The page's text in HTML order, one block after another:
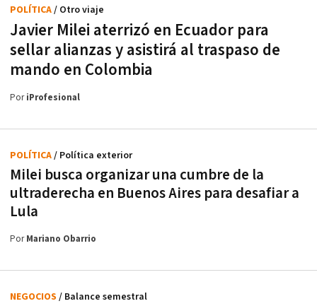
Javier Milei aterrizó en Ecuador para
sellar alianzas y asistirá al traspaso de
mando en Colombia
POLÍTICA/ Otro viaje
PoriProfesional
Milei busca organizar una cumbre de la
ultraderecha en Buenos Aires para desafiar a
Lula
POLÍTICA/ Política exterior
PorMariano Obarrio
NEGOCIOS / Balance semestral